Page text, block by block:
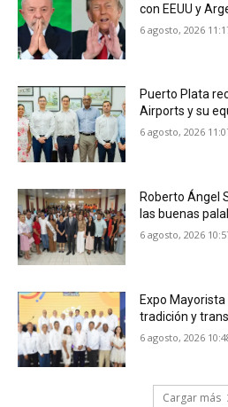
con EEUU y
6 agosto, 2026
Puerto Plata
Airports y su
6 agosto, 2026
Roberto Ángel
las buenas
6 agosto, 2026
Expo
tradición y
6 agosto, 2026
Cargar más